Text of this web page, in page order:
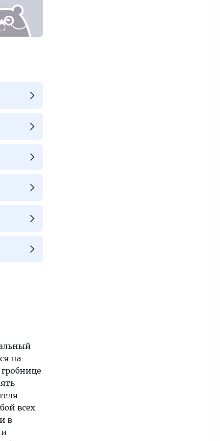
на
всех
в